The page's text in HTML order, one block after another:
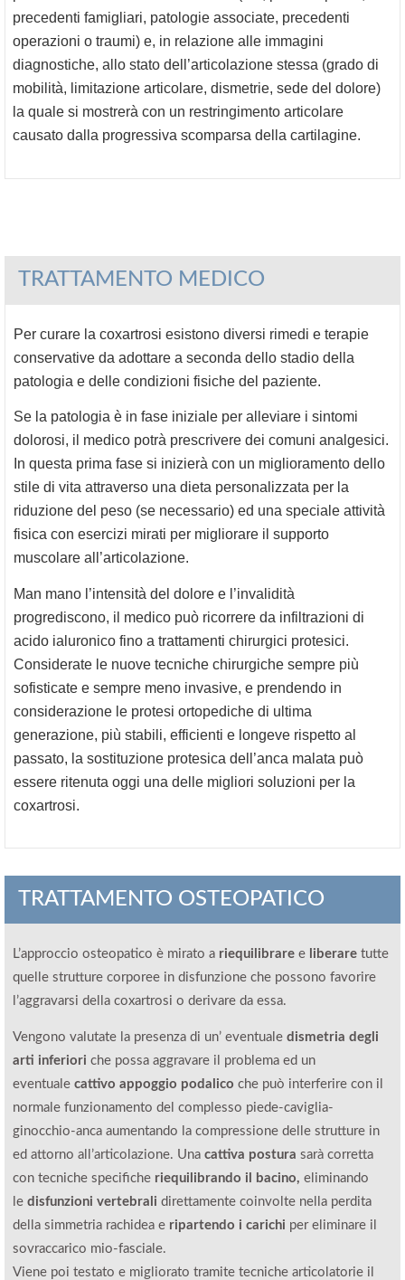
precedenti famigliari, patologie associate, precedenti
operazioni o traumi) e, in relazione alle immagini
diagnostiche, allo stato dell’articolazione stessa (grado di
mobilità, limitazione articolare, dismetrie, sede del dolore)
la quale si mostrerà con un restringimento articolare
causato dalla progressiva scomparsa della cartilagine.
TRATTAMENTO MEDICO
Per curare la coxartrosi esistono diversi rimedi e terapie
conservative da adottare a seconda dello stadio della
patologia e delle condizioni fisiche del paziente.
Se la patologia è in fase iniziale per alleviare i sintomi
dolorosi, il medico potrà prescrivere dei comuni analgesici.
In questa prima fase si inizierà con un miglioramento dello
stile di vita attraverso una dieta personalizzata per la
riduzione del peso (se necessario) ed una speciale attività
fisica con esercizi mirati per migliorare il supporto
muscolare all’articolazione.
Man mano l’intensità del dolore e l’invalidità
progrediscono, il medico può ricorrere da infiltrazioni di
acido ialuronico fino a trattamenti chirurgici protesici.
Considerate le nuove tecniche chirurgiche sempre più
sofisticate e sempre meno invasive, e prendendo in
considerazione le protesi ortopediche di ultima
generazione, più stabili, efficienti e longeve rispetto al
passato, la sostituzione protesica dell’anca malata può
essere ritenuta oggi una delle migliori soluzioni per la
coxartrosi.
TRATTAMENTO OSTEOPATICO
L’approccio osteopatico è mirato a riequilibraree liberaretutte
quelle strutture corporee in disfunzione che possono favorire
l’aggravarsi della coxartrosi o derivare da essa.
Vengono valutate la presenza di un’ eventuale dismetria degli
arti inferiori che possa aggravare il problema ed un
eventualecattivo appoggio podalico che può interferire con il
normale funzionamento del complesso piede-caviglia-
ginocchio-anca aumentando la compressione delle strutture in
ed attorno all’articolazione. Una cattiva postura sarà corretta
con tecniche specifiche riequilibrando il bacino, eliminando
le disfunzioni vertebrali direttamente coinvolte nella perdita
della simmetria rachidea e ripartendo i carichi per eliminare il
sovraccarico mio-fasciale.
Viene poi testato e migliorato tramite tecniche articolatorie il